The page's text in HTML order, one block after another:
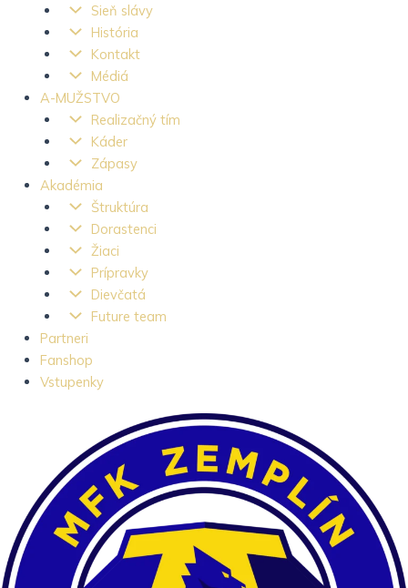
Sieň slávy
História
Kontakt
Médiá
A-MUŽSTVO
Realizačný tím
Káder
Zápasy
Akadémia
Štruktúra
Dorastenci
Žiaci
Prípravky
Dievčatá
Future team
Partneri
Fanshop
Vstupenky